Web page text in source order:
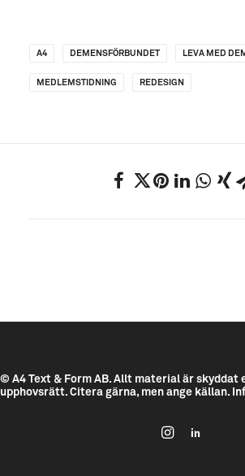
A4 DEMENSFÖRBUNDET LEVA MED
MEDLEMSTIDNING REDESIGN
© A4 Text & Form AB. Allt material är skyddat
upphovsrätt. Citera gärna, men ange källan.